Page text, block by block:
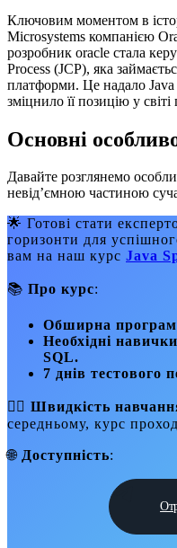
Ключовим моментом в
Microsystems компанією
розробник oracle стала
Process (JCP), яка
платформи. Це надало Java
зміцнило її позицію у
Основні
Давайте розглянемо
невід’ємною частиною
🌟 Готові стати
горизонти для
вам на наш курс Java
📚 Про курс:
Обширна
Необхідні
SQL.
7 днів тестового
🚴‍♂️ Швидкість
середньому, курс
🌐 Доступність: